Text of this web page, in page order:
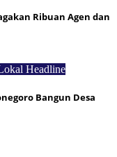
Ribuan Agen dan
Headline
Bangun Desa